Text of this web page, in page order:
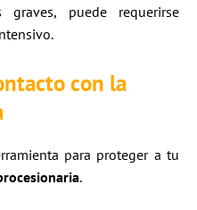
graves, puede requerirse
con la
para proteger a tu
.